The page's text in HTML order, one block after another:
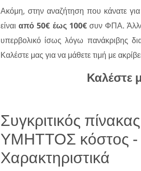
Ακόμη, στην αναζήτηση που κάνατε για
είναιαπό 50€ έως 100€συν ΦΠΑ.
υπερβολικό ίσως λόγω πανάκριβης
Καλέστε μας για να μάθετε τιμή με
Καλέστε
Συγκριτικός
ΥΜΗΤΤΟΣ κόστος -
Χαρακτηριστικά